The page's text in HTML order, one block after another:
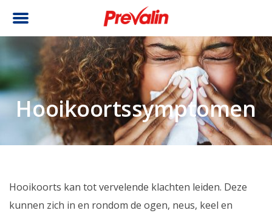
Hooikoortssymptomen
Hooikoorts kan tot vervelende klachten leiden. Deze
kunnen zich in en rondom de ogen, neus, keel en